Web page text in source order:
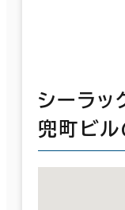
シーラ
兜町ビル